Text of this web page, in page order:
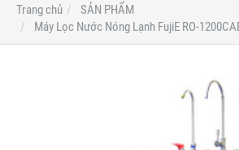
Trang chủ
SẢN PHẨM
Máy Lọc Nước Nóng Lạnh FujiE RO-